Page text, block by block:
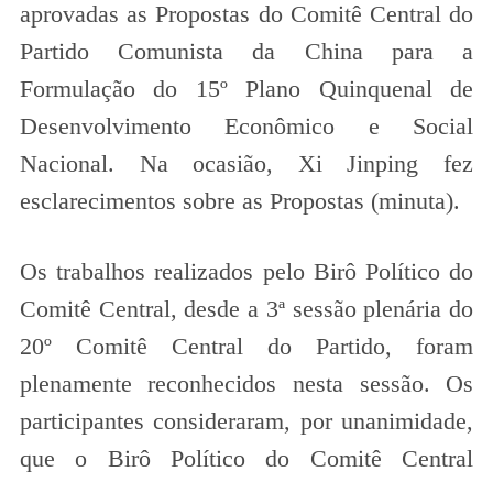
aprovadas as Propostas do Comitê Central do
Partido Comunista da China para a
Formulação do 15º Plano Quinquenal de
Desenvolvimento Econômico e Social
Nacional. Na ocasião, Xi Jinping fez
esclarecimentos sobre as Propostas (minuta).
Os trabalhos realizados pelo Birô Político do
Comitê Central, desde a 3ª sessão plenária do
20º Comitê Central do Partido, foram
plenamente reconhecidos nesta sessão. Os
participantes consideraram, por unanimidade,
que o Birô Político do Comitê Central